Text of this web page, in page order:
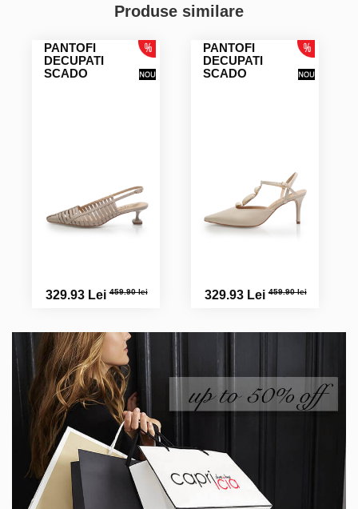
Produse similare
PANTOFI
DECUPATI
SCADO
329.93 Lei459.90 lei
PANTOFI
DECUPATI
SCADO
329.93 Lei459.90 lei